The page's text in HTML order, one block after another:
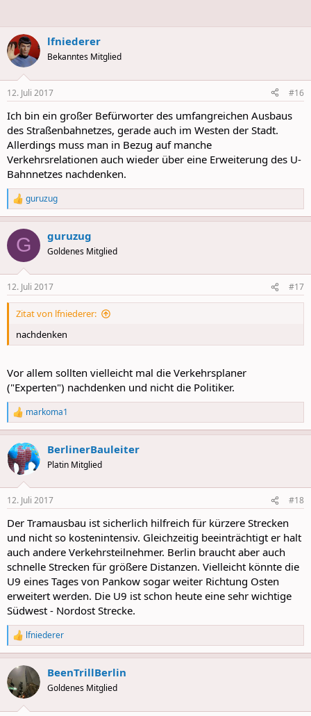
lfniederer
Bekanntes Mitglied
12. Juli 2017 #16
Ich bin ein großer Befürworter des umfangreichen Ausbaus
des Straßenbahnetzes, gerade auch im Westen der Stadt.
Allerdings muss man in Bezug auf manche
Verkehrsrelationen auch wieder über eine Erweiterung des U-
Bahnnetzes nachdenken.
R
e
a
c
i
s
:
guruzug
G guruzug
Goldenes Mitglied
12. Juli 2017 #17
Zitat von lfniederer:
nachdenken
Vor allem sollten vielleicht mal die Verkehrsplaner
("Experten") nachdenken und nicht die Politiker.
R
e
a
c
t
i
s
markoma1
BerlinerBauleiter
Platin Mitglied
12. Juli 2017 #18
Der Tramausbau ist sicherlich hilfreich für kürzere Strecken
und nicht so kostenintensiv. Gleichzeitig beeinträchtigt er halt
auch andere Verkehrsteilnehmer. Berlin braucht aber auch
schnelle Strecken für größere Distanzen. Vielleicht könnte die
U9 eines Tages von Pankow sogar weiter Richtung Osten
erweitert werden. Die U9 ist schon heute eine sehr wichtige
Südwest - Nordost Strecke.
R
e
a
c
t
i
lfniederer
BeenTrillBerlin
Goldenes Mitglied